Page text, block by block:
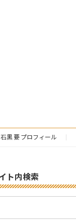
石黒 要 プロフィール
ト内検索